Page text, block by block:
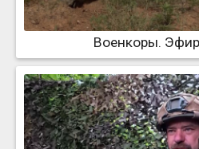
Военкоры.